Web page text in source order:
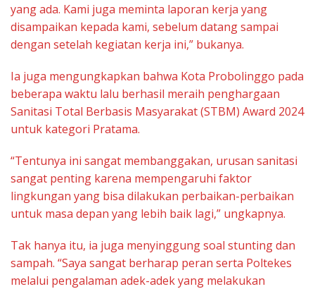
yang ada. Kami juga meminta laporan kerja yang
disampaikan kepada kami, sebelum datang sampai
dengan setelah kegiatan kerja ini,” bukanya.
Ia juga mengungkapkan bahwa Kota Probolinggo pada
beberapa waktu lalu berhasil meraih penghargaan
Sanitasi Total Berbasis Masyarakat (STBM) Award 2024
untuk kategori Pratama.
“Tentunya ini sangat membanggakan, urusan sanitasi
sangat penting karena mempengaruhi faktor
lingkungan yang bisa dilakukan perbaikan-perbaikan
untuk masa depan yang lebih baik lagi,” ungkapnya.
Tak hanya itu, ia juga menyinggung soal stunting dan
sampah. “Saya sangat berharap peran serta Poltekes
melalui pengalaman adek-adek yang melakukan